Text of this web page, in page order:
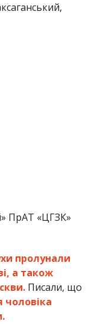
ПрАТ «ЦГЗК»
пролунали
а також
Писали, що
чоловіка